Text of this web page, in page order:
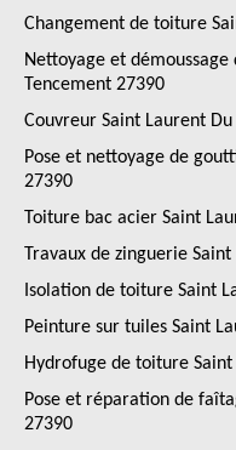
Changement de toiture
Nettoyage et
Tencement 27390
Couvreur Saint Laurent
Pose et nettoyage de
27390
Toiture bac acier Saint
Travaux de zinguerie
Isolation de toiture Saint
Peinture sur tuiles Saint
Hydrofuge de toiture
Pose et réparation de
27390